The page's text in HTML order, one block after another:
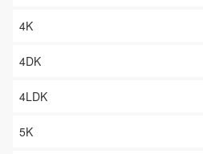
4K
4DK
4LDK
5K